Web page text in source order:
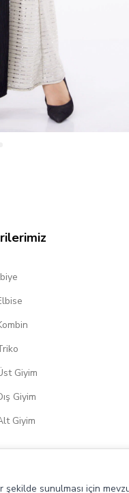
Giyim
Giyim
Giyim
şekilde sunulması için